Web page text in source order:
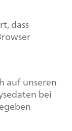
dass
auf unseren
bei